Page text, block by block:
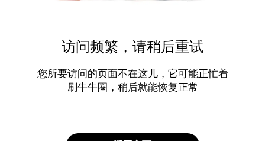
访问频繁，请稍后重试
您所要访问的页面不在这儿，它可能正忙着
刷牛牛圈，稍后就能恢复正常